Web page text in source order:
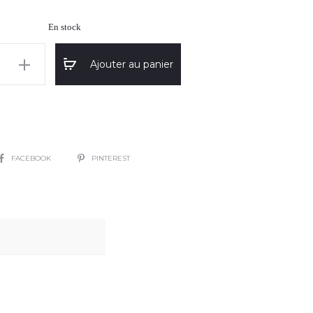
En stock
Ajouter au panier
FACEBOOK PINTEREST